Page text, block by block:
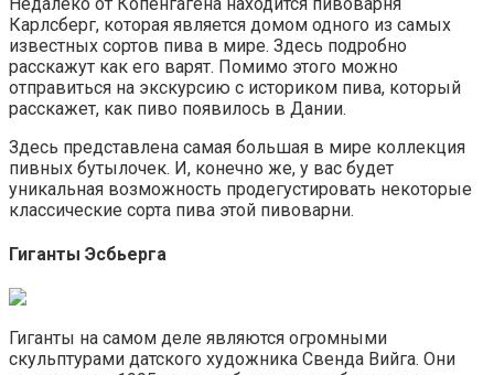
Карлсберг, которая является домом одного из самых
известных сортов пива в мире. Здесь подробно
расскажут как его варят. Помимо этого можно
отправиться на экскурсию с историком пива, который
расскажет, как пиво появилось в Дании.
Здесь представлена самая большая в мире коллекция
пивных бутылочек. И, конечно же, у вас будет
уникальная возможность продегустировать некоторые
классические сорта пива этой пивоварни.
Гиганты Эсбьерга
Гиганты на самом деле являются огромными
скульптурами датского художника Свенда Вийга. Они